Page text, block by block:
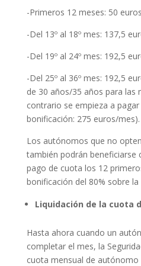
-Primeros 12 meses: 50
-Del 13º al 18º mes: 137,5
-Del 19º al 24º mes: 192,5
-Del 25º al 36º mes: 192,5
de 30 años/35 años para las
contrario se empieza a
bonificación: 275 euros/mes).
Los autónomos que no
también podrán beneficiarse
pago de cuota los 12
bonificación del 80% sobre la
Liquidación de la cuota
Hasta ahora cuando un
completar el mes, la
cuota mensual de